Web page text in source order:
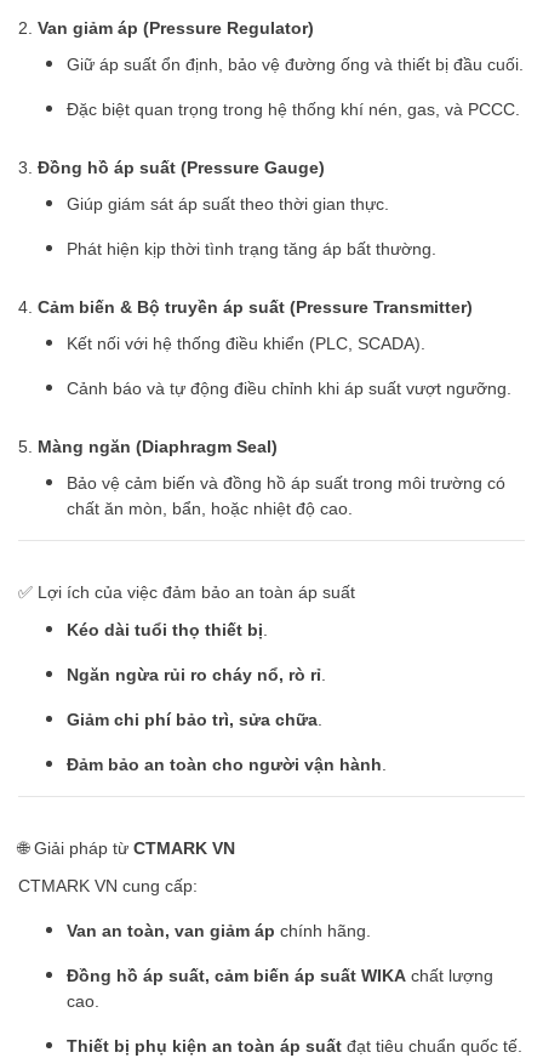
2. Van giảm áp (Pressure Regulator)
Giữ áp suất ổn định, bảo vệ đường ống và thiết bị đầu cuối.
Đặc biệt quan trọng trong hệ thống khí nén, gas, và PCCC.
3. Đồng hồ áp suất (Pressure Gauge)
Giúp giám sát áp suất theo thời gian thực.
Phát hiện kịp thời tình trạng tăng áp bất thường.
4. Cảm biến & Bộ truyền áp suất (Pressure Transmitter)
Kết nối với hệ thống điều khiển (PLC, SCADA).
Cảnh báo và tự động điều chỉnh khi áp suất vượt ngưỡng.
5. Màng ngăn (Diaphragm Seal)
Bảo vệ cảm biến và đồng hồ áp suất trong môi trường có
chất ăn mòn, bẩn, hoặc nhiệt độ cao.
✅ Lợi ích của việc đảm bảo an toàn áp suất
Kéo dài tuổi thọ thiết bị
Ngăn ngừa rủi ro cháy nổ, rò rỉ
Giảm chi phí bảo trì, sửa chữa
Đảm bảo an toàn cho người vận hành
🌐 Giải pháp từ CTMARK VN
CTMARK VN cung cấp:
Van an toàn, van giảm áp chính hãng.
Đồng hồ áp suất, cảm biến áp suất WIKA chất lượng
cao.
Thiết bị phụ kiện an toàn áp suất đạt tiêu chuẩn quốc tế.